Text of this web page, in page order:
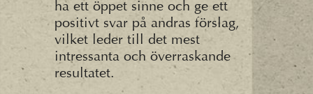
ha ett öppet sinne och ge ett
positivt svar på andras förslag,
vilket leder till det mest
intressanta och överraskande
resultatet.